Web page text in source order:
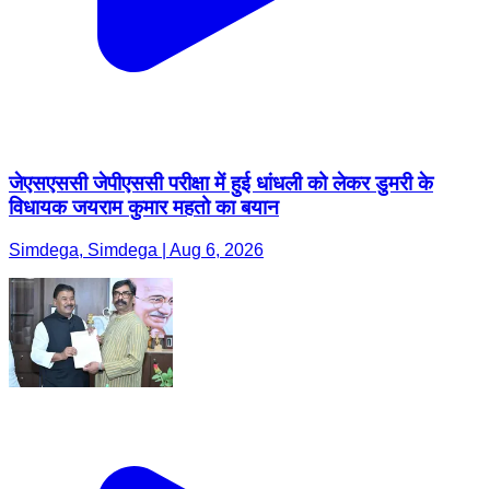
जेएसएससी जेपीएससी परीक्षा में हुई धांधली को लेकर डुमरी के
विधायक जयराम कुमार महतो का बयान
Simdega, Simdega | Aug 6, 2026